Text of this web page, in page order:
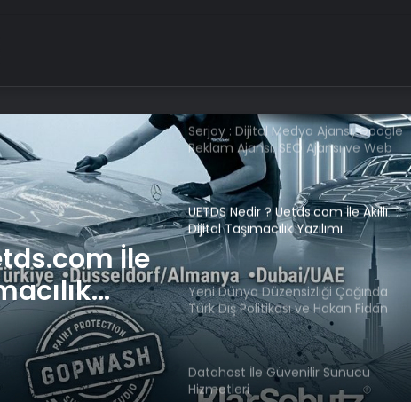
İle
Serjoy : Dijital Medya Ajansı, Google
Reklam Ajansı, SEO Ajansı ve Web
Tasarım Ajansı
UETDS Nedir ? Uetds.com İle Akıllı
Dijital Taşımacılık Yazılımı
Yeni Dünya Düzensizliği Çağında
Türk Dış Politikası ve Hakan Fidan
Faktörü
Datahost İle Güvenilir Sunucu
Hizmetleri